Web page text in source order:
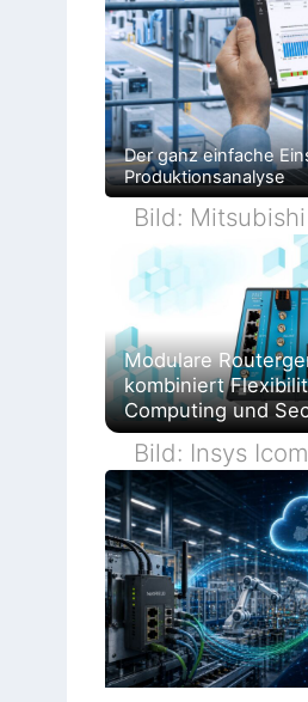
Der ganz einfache
Produktionsanalyse
Bild:
Modulare
kombiniert
Computing und
Bild: Insys